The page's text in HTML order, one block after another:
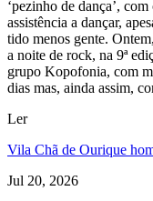
‘pezinho de dança’,
assistência a dançar,
tido menos gente.
a noite de rock, na 9ª
grupo Kopofonia, com
dias mas, ainda assim,
Ler
Vila Chã de Ourique
Jul 20, 2026